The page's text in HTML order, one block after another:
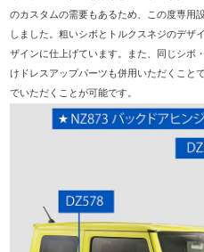
のカスタムの需要もあるため、この度専用
しました。粗いシボとトルクスネジのデザ
ザインに仕上げています。また、同じシボ
けドレスアップパーツも併用いただくこと
でいただくことが可能です。